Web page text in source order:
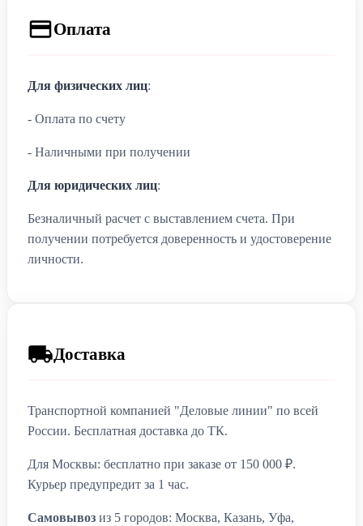
Оплата
Для физических лиц:
- Оплата по счету
- Наличными при получении
Для юридических лиц:
Безналичный расчет с выставлением счета. При
получении потребуется доверенность и удостоверение
личности.
Доставка
Транспортной компанией "Деловые линии" по всей
России. Бесплатная доставка до ТК.
Для Москвы: бесплатно при заказе от 150 000 ₽.
Курьер предупредит за 1 час.
Самовывоз из 5 городов: Москва, Казань, Уфа,